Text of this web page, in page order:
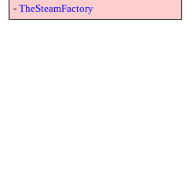
- TheSteamFactory